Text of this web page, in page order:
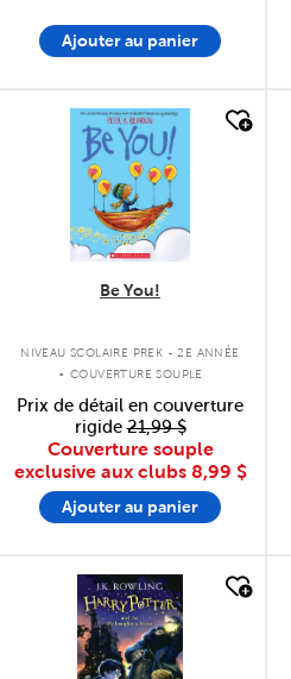
Ajouter au panier
quick look
Be You!
NIVEAU SCOLAIRE PREK - 2E ANNÉE
. COUVERTURE SOUPLE
Prix de détail en couverture
rigide21,99 $
Couverture souple
exclusive aux clubs 8,99 $
Ajouter au panier
quick look